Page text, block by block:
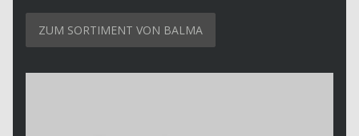
ZUM SORTIMENT VON BALMA